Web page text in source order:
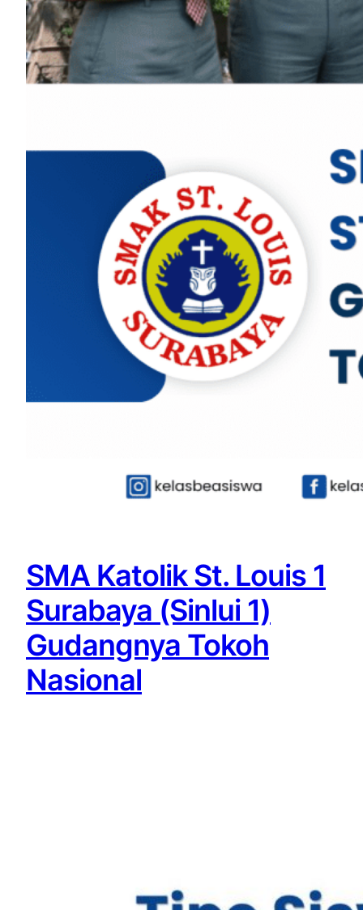
SMA Katolik St. Louis 1
Surabaya (Sinlui 1)
Gudangnya Tokoh
Nasional